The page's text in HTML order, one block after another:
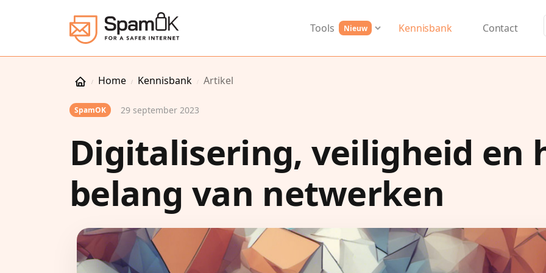
Tools Nieuw Kennisbank Contact
Home Kennisbank Artikel
SpamOK 29 september 2023
Digitalisering, veiligheid en
belang van netwerken